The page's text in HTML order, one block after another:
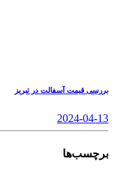
بررسی قیمت آسفالت در تبریز
2024-04-13
برچسب‌ها